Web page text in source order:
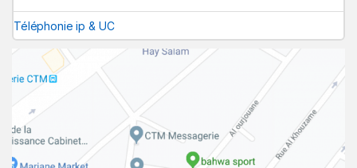
Téléphonie ip & UC